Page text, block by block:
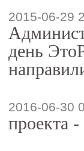
2015-06-29
день
2016-06-30
проекта